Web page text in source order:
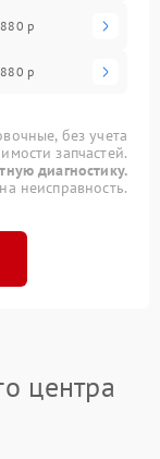
880 р
880 р
без учета
запчастей.
диагностику.
неисправность.
центра